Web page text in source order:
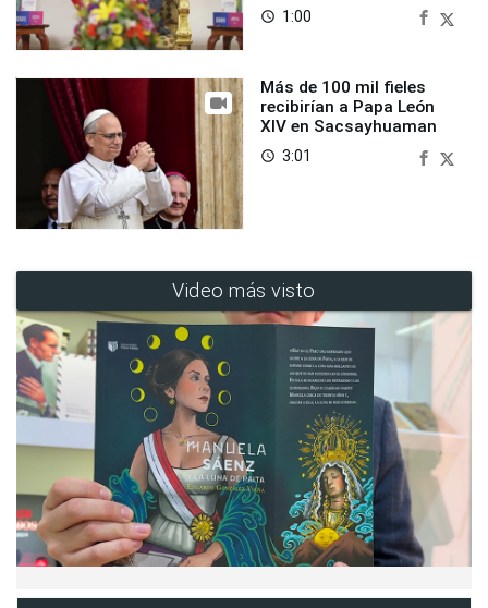
access_time 1:00
Más de 100 mil fieles
recibirían a Papa León
XIV en Sacsayhuaman
access_time 3:01
Video más visto